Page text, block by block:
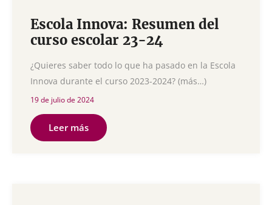
Escola Innova: Resumen del
curso escolar 23-24
¿Quieres saber todo lo que ha pasado en la Escola
Innova durante el curso 2023-2024? (más…)
19 de julio de 2024
Leer más